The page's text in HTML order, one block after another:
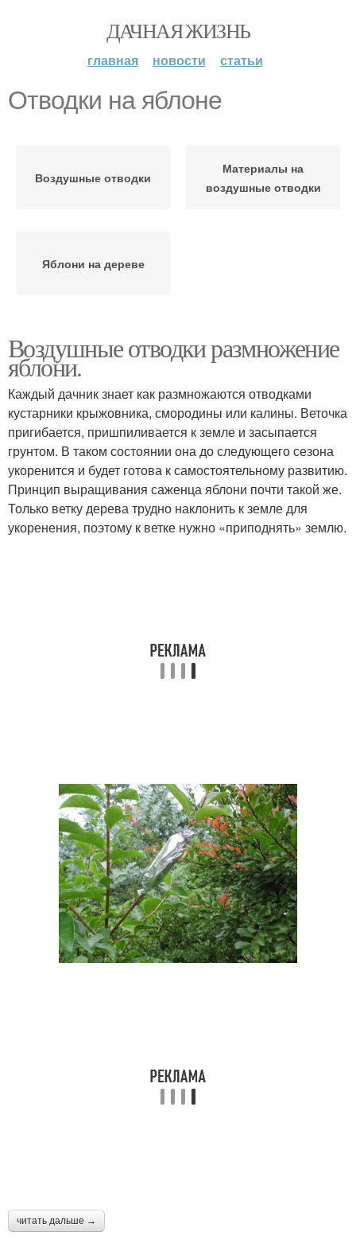
ДАЧНАЯ ЖИЗНЬ
главная новости статьи
Отводки на яблоне
Воздушные отводки
Материалы на
воздушные отводки
Яблони на дереве
Воздушные отводки размножение
яблони.
Каждый дачник знает как размножаются отводками
кустарники крыжовника, смородины или калины. Веточка
пригибается, пришпиливается к земле и засыпается
грунтом. В таком состоянии она до следующего сезона
укоренится и будет готова к самостоятельному развитию.
Принцип выращивания саженца яблони почти такой же.
Только ветку дерева трудно наклонить к земле для
укоренения, поэтому к ветке нужно «приподнять» землю.
читать дальше →